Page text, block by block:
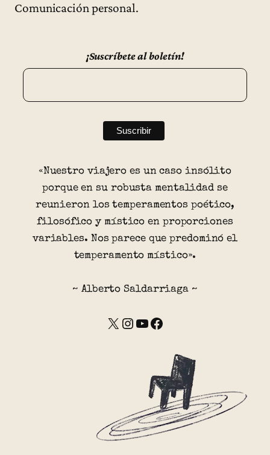
Comunicación personal.
¡Suscríbete al boletín!
«Nuestro viajero es un caso insólito
porque en su robusta mentalidad se
reunieron los temperamentos poético,
filosófico y místico en proporciones
variables. Nos parece que predominó el
temperamento místico».
~ Alberto Saldarriaga ~
X Instagram YouTube Facebook